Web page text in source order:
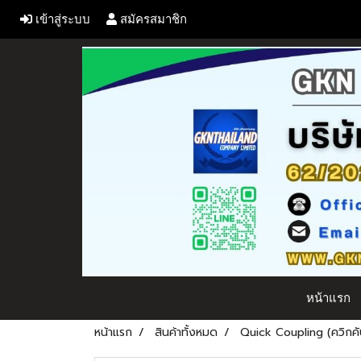
เข้าสู่ระบบ สมัครสมาชิก
หน้าแรก
หน้าแรก สินค้าทั้งหมด Quick Coupling (ควิก